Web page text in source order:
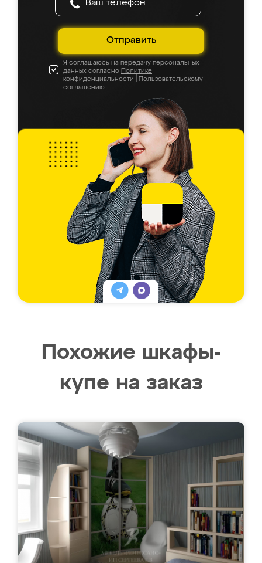
Отправить
Я соглашаюсь на передачу персональных
данных согласно Политике
конфиденциальности
Пользовательскому
соглашению
Похожие шкафы-
купе на заказ